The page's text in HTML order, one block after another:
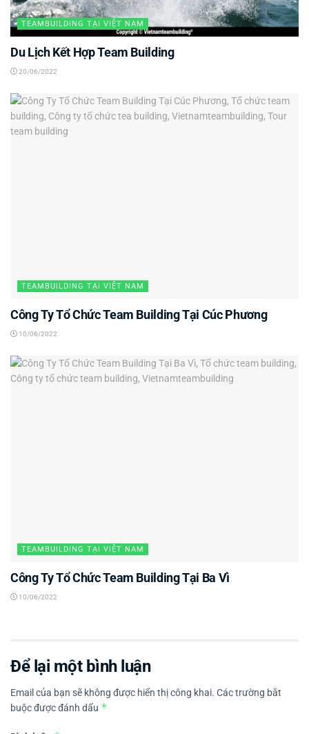
TEAMBUILDING TẠI VIỆT NAM
Du Lịch Kết Hợp Team Building
20/06/2022
TEAMBUILDING TẠI VIỆT NAM
Công Ty Tổ Chức Team Building Tại Cúc Phương
10/06/2022
TEAMBUILDING TẠI VIỆT NAM
Công Ty Tổ Chức Team Building Tại Ba Vì
10/06/2022
Để lại một bình luận
Email của bạn sẽ không được hiển thị công khai. Các trường bắt
buộc được đánh dấu *